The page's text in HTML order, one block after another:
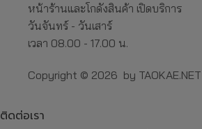
หน้าร้านและโกดังสินค้า เปิดบริการ
วันจันทร์ - วันเสาร์
เวลา 08.00 - 17.00 น.
Copyright © 2026 by TAOKAE.NET
ติดต่อเรา